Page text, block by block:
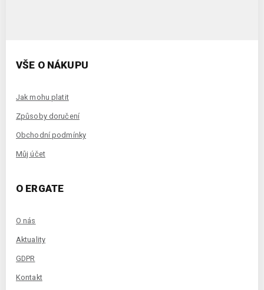
VŠE O NÁKUPU
Jak mohu platit
Způsoby doručení
Obchodní podmínky
Můj účet
O ERGATE
O nás
Aktuality
GDPR
Kontakt